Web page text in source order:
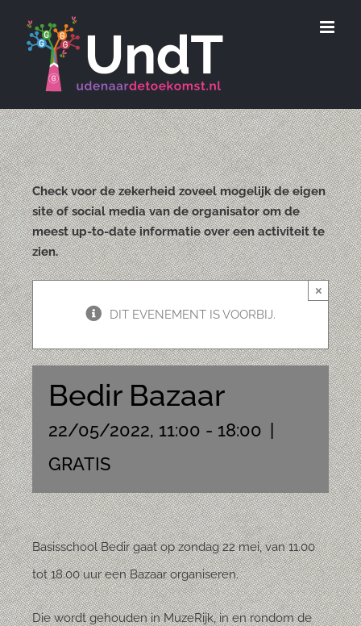
Check voor de zekerheid zoveel mogelijk de eigen
site of social media van de organisator om de
meest up-to-date informatie over een activiteit te
zien.
DIT EVENEMENT IS VOORBIJ.
×
Bedir Bazaar
22/05/2022, 11:00 - 18:00 |
GRATIS
Basisschool Bedir gaat op zondag 22 mei, van 11.00
tot 18.00 uur een Bazaar organiseren.
Die wordt gehouden in MuzeRijk, in en rondom de